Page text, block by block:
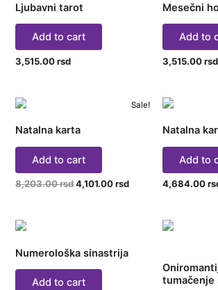
Ljubavni tarot
Add to cart
3,515.00rsd
Mesečni
Add to
3,515.00rsd
Sale!
Natalna karta
Add to cart
8,203.00rsd
was:
4,101.00rsd
Current
Natalna
Add to
4,684.00
Numerološka sinastrija
Add to cart
tumačenje